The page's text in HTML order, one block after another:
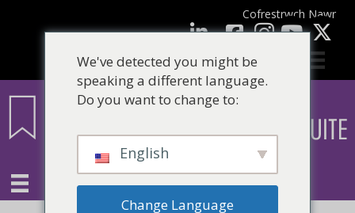
Cofrestrwch Nawr
LinkedInfacebook YouTube
We've detected you might be
speaking a different language.
Do you want to change to:
English
Change Language